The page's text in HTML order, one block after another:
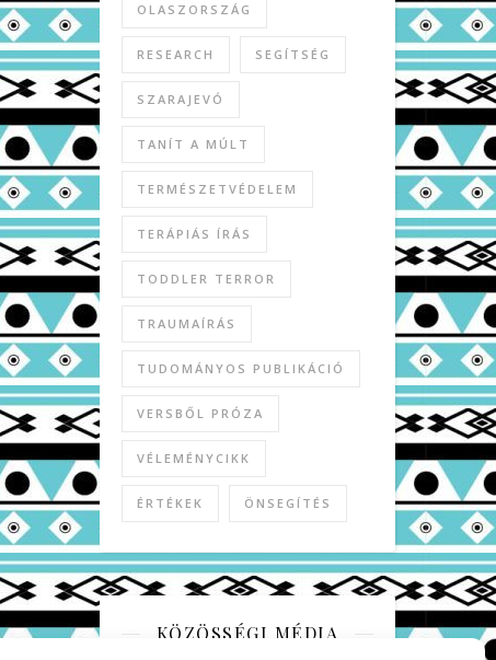
OLASZORSZÁG
RESEARCH SEGÍTSÉG
SZARAJEVÓ
TANÍT A MÚLT
TERMÉSZETVÉDELEM
TERÁPIÁS ÍRÁS
TODDLER TERROR
TRAUMAÍRÁS
TUDOMÁNYOS PUBLIKÁCIÓ
VERSBŐL PRÓZA
VÉLEMÉNYCIKK
ÉRTÉKEK ÖNSEGÍTÉS
KÖZÖSSÉGI MÉDIA